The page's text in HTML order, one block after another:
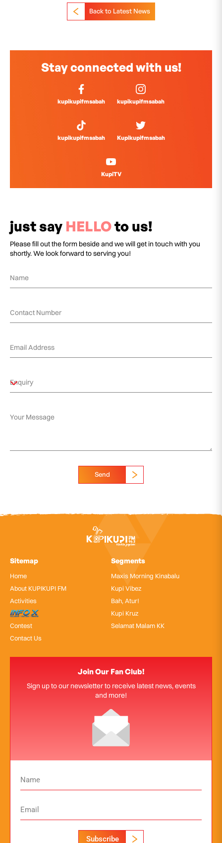
Back to Latest News
Stay connected with us!
kupikupifmsabah kupikupifmsabah
kupikupifmsabah Kupikupifmsabah
KupiTV
just say HELLOto us!
Please fill out the form beside and we will get in touch with you
shortly. We look forward to serving you!
Send
Sitemap
Home
About KUPIKUPI FM
Activities
InfoX
Contest
Contact Us
Segments
Maxis Morning Kinabalu
Kupi Vibez
Bah, Atur!
Kupi Kruz
Selamat Malam KK
Join Our Fan Club!
Sign up to our newsletter to receive latest news, events
and more!
Subscribe